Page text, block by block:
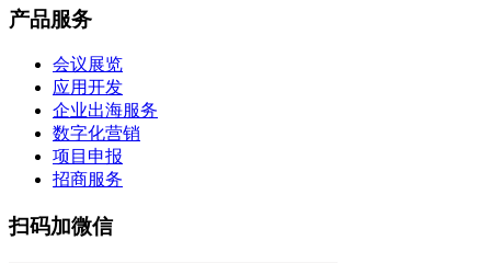
产品服务
会议展览
应用开发
企业出海服务
数字化营销
项目申报
招商服务
扫码加微信